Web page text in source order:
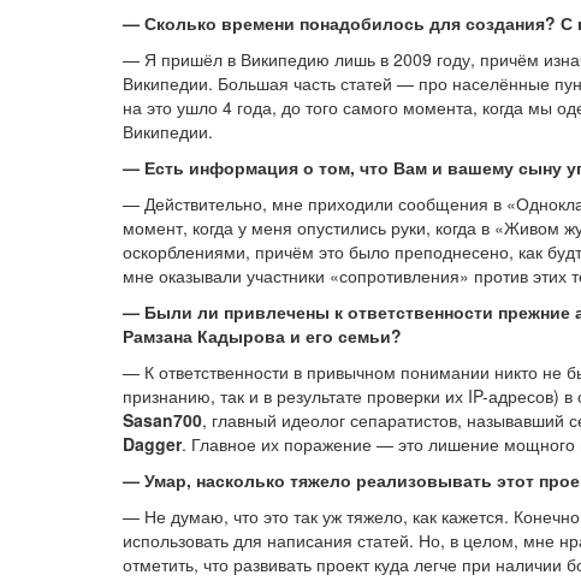
— Сколько времени понадобилось для создания?
— Я пришёл в Википедию лишь в 2009 году, причём
Википедии. Большая часть статей — про населённые
на это ушло 4 года, до того самого момента, когда мы
Википедии.
— Есть информация о том, что Вам и вашему сыну
— Действительно, мне приходили сообщения в
момент, когда у меня опустились руки, когда в
оскорблениями, причём это было преподнесено, как
мне оказывали участники «сопротивления» против этих
— Были ли привлечены к ответственности прежние
Рамзана Кадырова и его семьи?
— К ответственности в привычном понимании никто не
признанию, так и в результате проверки их IP-
Sasan700, главный идеолог сепаратистов,
Dagger. Главное их поражение — это лишение мощного
— Умар, насколько тяжело реализовывать этот
— Не думаю, что это так уж тяжело, как кажется.
использовать для написания статей. Но, в целом, мне
отметить, что развивать проект куда легче при